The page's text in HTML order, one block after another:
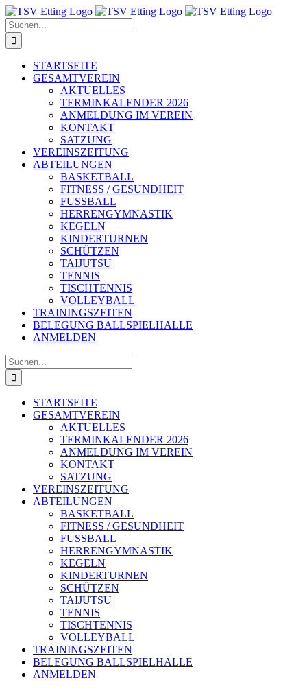
Skip
to
content
Suche
nach:
STARTSEITE
GESAMTVEREIN
AKTUELLES
TERMINKALENDER 2026
ANMELDUNG IM VEREIN
KONTAKT
SATZUNG
VEREINSZEITUNG
ABTEILUNGEN
BASKETBALL
FITNESS / GESUNDHEIT
FUSSBALL
HERRENGYMNASTIK
KEGELN
KINDERTURNEN
SCHÜTZEN
TAIJUTSU
TENNIS
TISCHTENNIS
VOLLEYBALL
TRAININGSZEITEN
BELEGUNG BALLSPIELHALLE
ANMELDEN
Suche
nach:
STARTSEITE
GESAMTVEREIN
AKTUELLES
TERMINKALENDER 2026
ANMELDUNG IM VEREIN
KONTAKT
SATZUNG
VEREINSZEITUNG
ABTEILUNGEN
BASKETBALL
FITNESS / GESUNDHEIT
FUSSBALL
HERRENGYMNASTIK
KEGELN
KINDERTURNEN
SCHÜTZEN
TAIJUTSU
TENNIS
TISCHTENNIS
VOLLEYBALL
TRAININGSZEITEN
BELEGUNG BALLSPIELHALLE
ANMELDEN